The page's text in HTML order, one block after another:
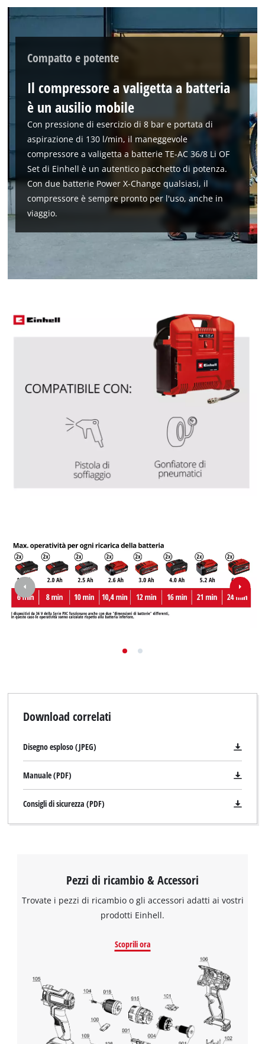
Abbiamo bisogno del vostro permesso
per caricare Google Maps!
to trackers that are not disclosed to the
visitor. The website owner needs to setup
the site with their CMP to add this content
to the list of technologies used.
Powered by
Usercentrics Consent
Management Platform
Compatto e potente
Il compressore a valigetta a batteria
è un ausilio mobile
Con pressione di esercizio di 8 bar e portata di
aspirazione di 130 l/min, il maneggevole
compressore a valigetta a batterie TE-AC 36/8 Li OF
Set di Einhell è un autentico pacchetto di potenza.
Con due batterie Power X-Change qualsiasi, il
compressore è sempre pronto per l'uso, anche in
viaggio.
Download correlati
Disegno esploso (JPEG)
Manuale (PDF)
Consigli di sicurezza (PDF)
Pezzi di ricambio & Accessori
Trovate i pezzi di ricambio o gli accessori adatti ai vostri
prodotti Einhell.
Scoprili ora